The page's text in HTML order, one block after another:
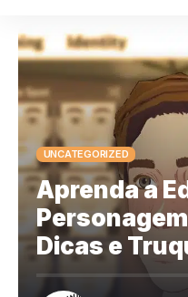
UNCATEGORIZED
Aprenda a
Dicas e